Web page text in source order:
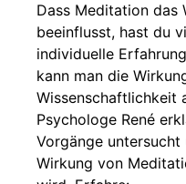
Dass Meditation das
beeinflusst, hast du
individuelle
kann man die
Wissenschaftlichkeit
Psychologe René
Vorgänge
Wirkung von